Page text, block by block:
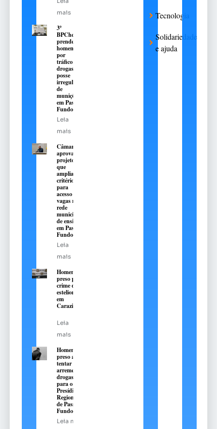
mais
3º
BPChq
prende
homem
por
tráfico de
drogas e
posse
irregular
de
munições
em Passo
Fundo
Leia
mais
Câmara
aprova
projeto
que
amplia
critérios
para
acesso a
vagas na
rede
municipal
de ensino
em Passo
Fundo
Leia
mais
Homem é
preso pelo
crime de
estelionato
em
Carazinho
Leia
mais
Homem é
preso ao
tentar
arremessar
drogas
para o
Presídio
Regional
de Passo
Fundo
Leia mais
Tecnologia
Solidariedade
e ajuda